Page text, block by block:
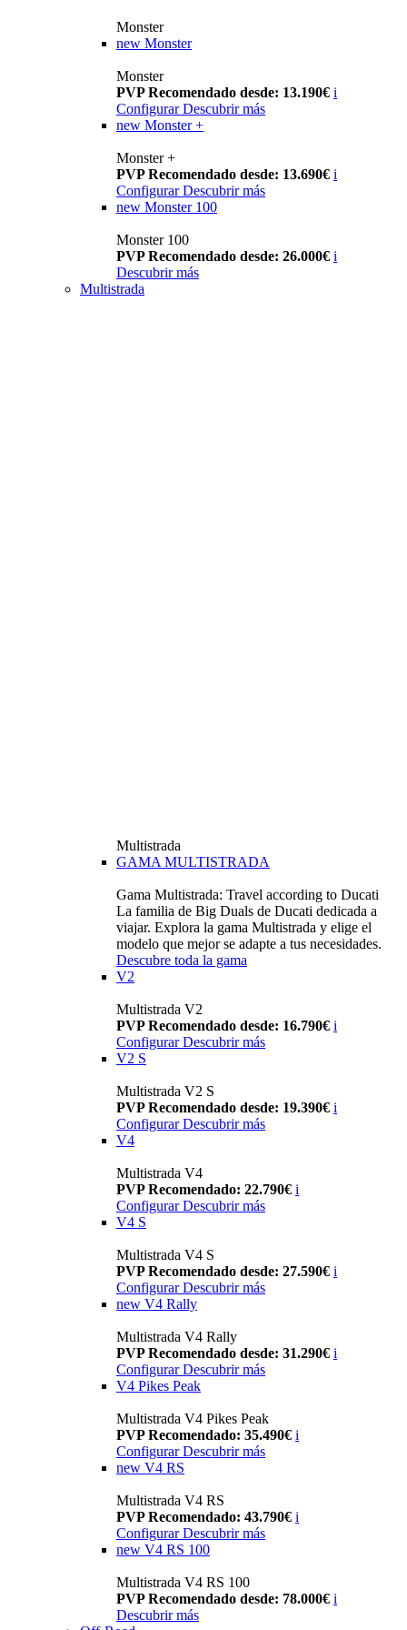
Monster
new Monster
Monster
PVP Recomendado desde: 13.190€ i
Configurar Descubrir más
new Monster +
Monster +
PVP Recomendado desde: 13.690€ i
Configurar Descubrir más
new Monster 100
Monster 100
PVP Recomendado desde: 26.000€ i
Descubrir más
Multistrada
Multistrada
GAMA MULTISTRADA
Gama Multistrada: Travel according to Ducati
La familia de Big Duals de Ducati dedicada a
viajar. Explora la gama Multistrada y elige el
modelo que mejor se adapte a tus necesidades.
Descubre toda la gama
V2
Multistrada V2
PVP Recomendado desde: 16.790€ i
Configurar Descubrir más
V2 S
Multistrada V2 S
PVP Recomendado desde: 19.390€ i
Configurar Descubrir más
V4
Multistrada V4
PVP Recomendado: 22.790€ i
Configurar Descubrir más
V4 S
Multistrada V4 S
PVP Recomendado desde: 27.590€ i
Configurar Descubrir más
new V4 Rally
Multistrada V4 Rally
PVP Recomendado desde: 31.290€ i
Configurar Descubrir más
V4 Pikes Peak
Multistrada V4 Pikes Peak
PVP Recomendado: 35.490€ i
Configurar Descubrir más
new V4 RS
Multistrada V4 RS
PVP Recomendado: 43.790€ i
ConfigurarDescubrir más
new V4 RS 100
Multistrada V4 RS 100
PVP Recomendado desde: 78.000€ i
Descubrir más